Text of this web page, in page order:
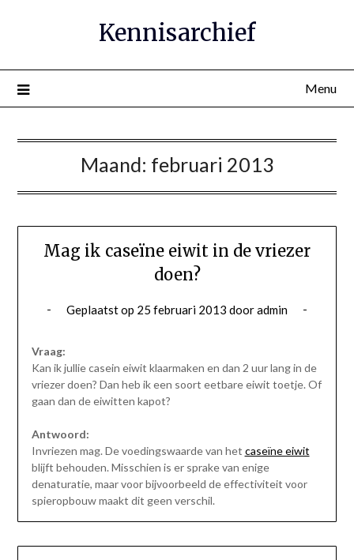
inhoud
Kennisarchief
Menu
Maand: februari 2013
Mag ik caseïne eiwit in de vriezer
doen?
Geplaatst op 25 februari 2013 dooradmin
Vraag:
Kan ik jullie casein eiwit klaarmaken en dan 2 uur lang in de
vriezer doen? Dan heb ik een soort eetbare eiwit toetje. Of
gaan dan de eiwitten kapot?
Antwoord:
Invriezen mag. De voedingswaarde van het caseïne eiwit
blijft behouden. Misschien is er sprake van enige
denaturatie, maar voor bijvoorbeeld de effectiviteit voor
spieropbouw maakt dit geen verschil.